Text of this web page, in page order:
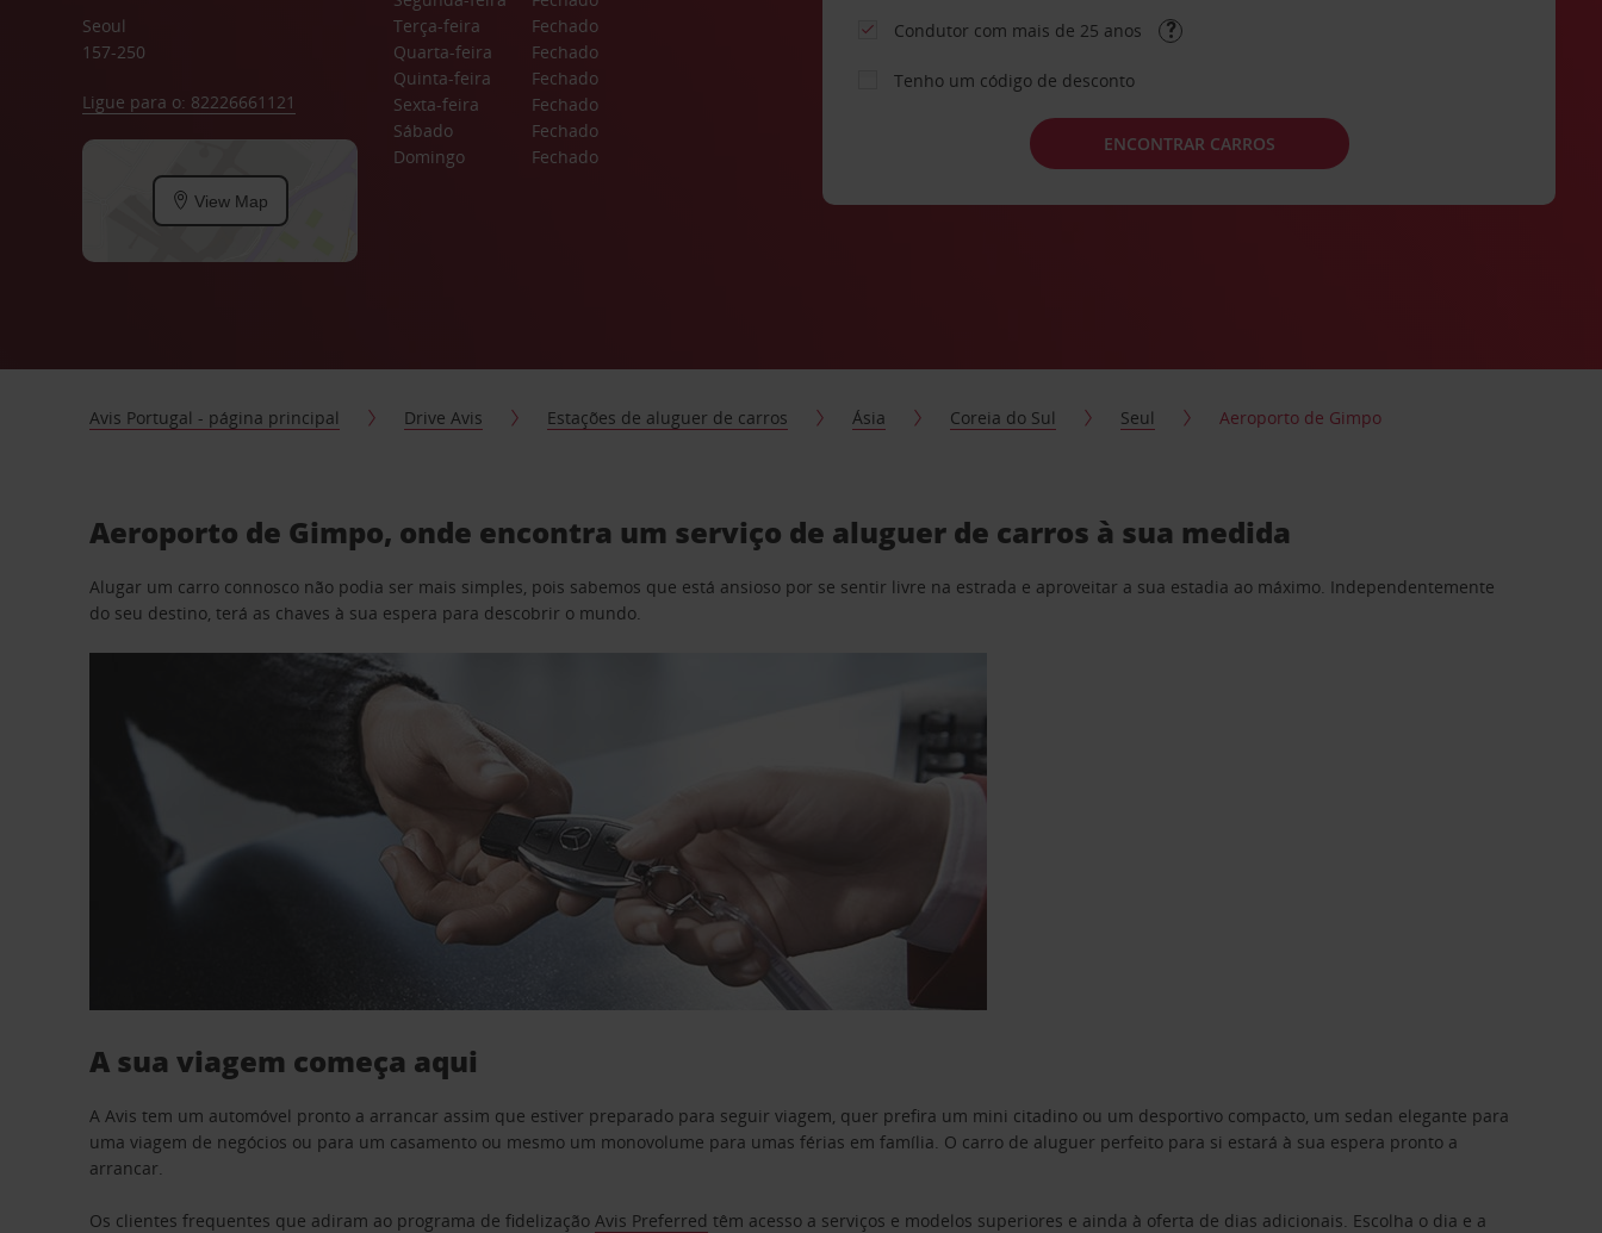
Seoul
157-250
Ligue para o: 82226661121
View Map
Terça-feira
Fechado
Quarta-feira
Fechado
Quinta-feira
Fechado
Sexta-feira
Fechado
Sábado
Fechado
Domingo
Fechado
Condutor com mais de 25 anos
Tenho um código de desconto
ENCONTRAR CARROS
Avis Portugal - página principal Drive Avis Estações de aluguer de carros Ásia Coreia do Sul Seul Aeroporto de Gimpo
Aeroporto de Gimpo, onde encontra um serviço de aluguer de carros à sua medida
Alugar um carro connosco não podia ser mais simples, pois sabemos que está ansioso por se sentir livre na estrada e aproveitar a sua estadia ao máximo. Independentemente
do seu destino, terá as chaves à sua espera para descobrir o mundo.
A sua viagem começa aqui
A Avis tem um automóvel pronto a arrancar assim que estiver preparado para seguir viagem, quer prefira um mini citadino ou um desportivo compacto, um sedan elegante para
uma viagem de negócios ou para um casamento ou mesmo um monovolume para umas férias em família. O carro de aluguer perfeito para si estará à sua espera pronto a
arrancar.
Os clientes frequentes que adiram ao programa de fidelizaçãoAvis Preferred têm acesso a serviços e modelos superiores e ainda à oferta de dias adicionais. Escolha o dia e a